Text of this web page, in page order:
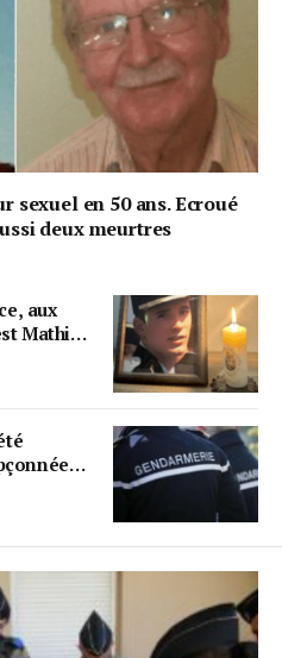
sexuel en 50 ans. Ecroué
deux meurtres
aux
Mathieu
trop